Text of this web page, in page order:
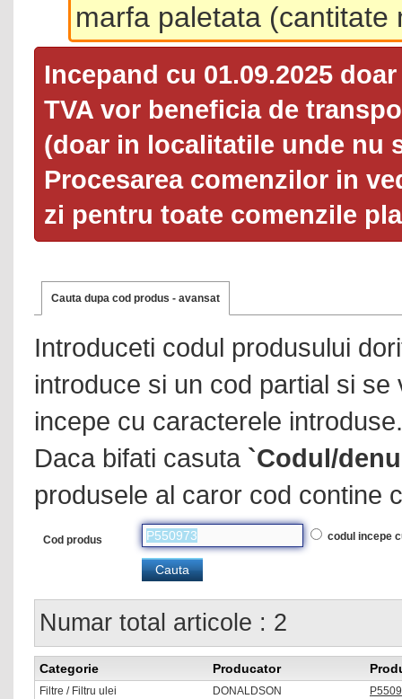
marfa paletata (cantitate
Incepand cu 01.09.2025
TVA vor beneficia de
(doar in localitatile unde nu
Procesarea comenzilor in
zi pentru toate comenzile
Cauta dupa cod produs - avansat
Introduceti codul produsului
introduce si un cod partial si
incepe cu caracterele introduse.
Daca bifati casuta `Codul/
produsele al caror cod contine
Cod produs codul incepe
Numar total articole : 2
Categorie Producator
Filtre / Filtru ulei DONALDSON